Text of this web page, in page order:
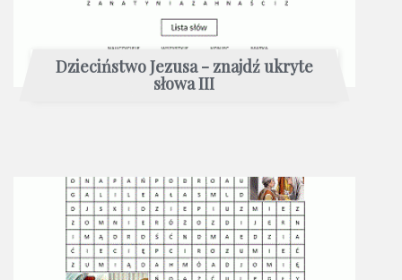
Dzieciństwo Jezusa - znajdź ukryte
słowa III